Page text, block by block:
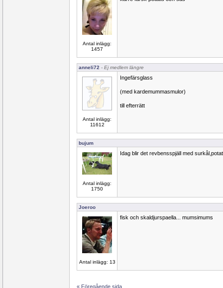
Antal inlägg:
1457
anneli72 - Ej medlem längre
Antal inlägg:
11612
Ingefärsglass
(med kardemummasmulor)
till efterrätt
bujum
Antal inlägg:
1750
Idag blir det revbensspjäll med
Joeroo
Antal inlägg: 13
fisk och skaldjurspaella... mumsimums
« Föregående sida